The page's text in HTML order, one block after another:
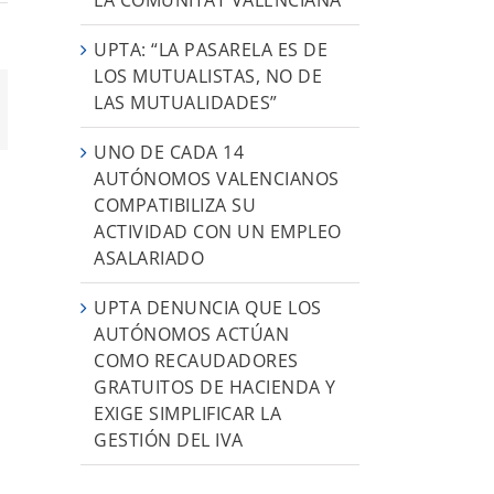
UPTA: “LA PASARELA ES DE
LOS MUTUALISTAS, NO DE
LAS MUTUALIDADES”
UNO DE CADA 14
AUTÓNOMOS VALENCIANOS
COMPATIBILIZA SU
ACTIVIDAD CON UN EMPLEO
ASALARIADO
UPTA DENUNCIA QUE LOS
AUTÓNOMOS ACTÚAN
COMO RECAUDADORES
GRATUITOS DE HACIENDA Y
EXIGE SIMPLIFICAR LA
GESTIÓN DEL IVA